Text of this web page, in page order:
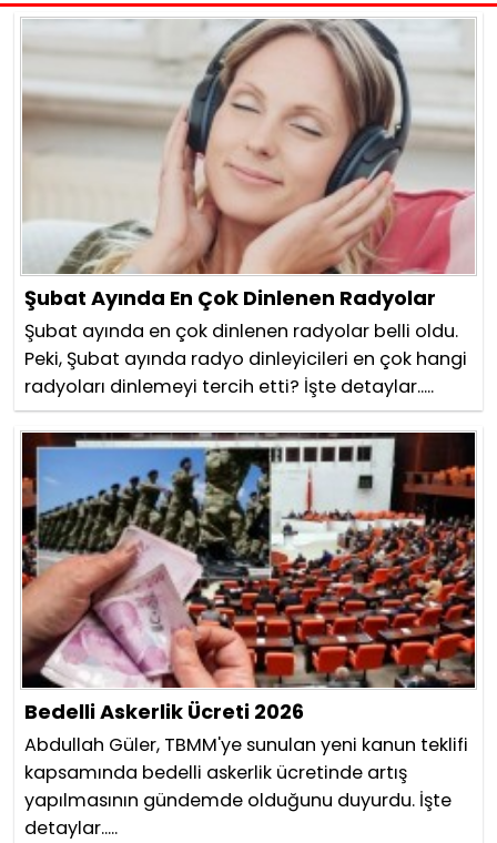
Şubat Ayında En Çok Dinlenen Radyolar
Şubat ayında en çok dinlenen radyolar belli oldu.
Peki, Şubat ayında radyo dinleyicileri en çok hangi
radyoları dinlemeyi tercih etti? İşte detaylar.....
Bedelli Askerlik Ücreti 2026
Abdullah Güler, TBMM'ye sunulan yeni kanun teklifi
kapsamında bedelli askerlik ücretinde artış
yapılmasının gündemde olduğunu duyurdu. İşte
detaylar.....